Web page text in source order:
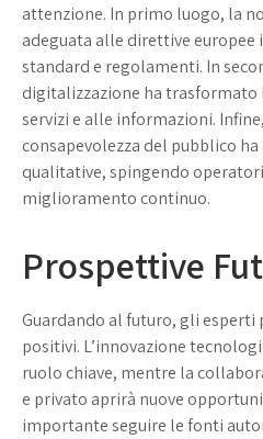
attenzione. In primo luogo, la
adeguata alle direttive europee
standard e regolamenti. In
digitalizzazione ha trasformato
servizi e alle informazioni.
consapevolezza del pubblico
qualitative, spingendo
miglioramento continuo.
Prospettive
Guardando al futuro, gli
positivi. L’innovazione
ruolo chiave, mentre la
e privato aprirà nuove
importante seguire le fonti